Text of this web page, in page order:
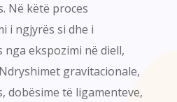
Në këtë proces
i ngjyrës si dhe i
ekspozimi në diell,
gravitacionale,
dobësime të ligamenteve,